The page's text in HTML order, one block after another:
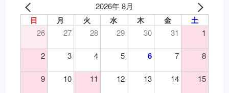
泌尿器の薬（要・犬）
吐き気止め（要・犬）
変形性関節症・関節炎（要・犬）
変形性関節症・関節炎（要・猫）
風邪薬・鎮痛剤（要・犬）
鎮静・精神安定・麻酔（要・犬）
（皮）洗浄・殺菌消毒
（皮）湿疹
（目）乾性角結膜炎
（目）角膜炎
2026年 8月
日 月 火 水 木 金 土
26 27 28 29 30 31 1
2 3 4 5 6 7 8
9 10 11 12 13 14 15